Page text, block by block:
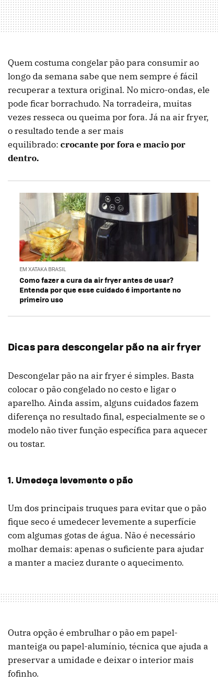
Quem costuma congelar pão para consumir ao
longo da semana sabe que nem sempre é fácil
recuperar a textura original. No micro-ondas, ele
pode ficar borrachudo. Na torradeira, muitas
vezes resseca ou queima por fora. Já na air fryer,
o resultado tende a ser mais
equilibrado: crocante por fora e macio por
dentro.
EM XATAKA BRASIL
Como fazer a cura da air fryer antes de usar?
Entenda por que esse cuidado é importante no
primeiro uso
Dicas para descongelar pão na air fryer
Descongelar pão na air fryer é simples. Basta
colocar o pão congelado no cesto e ligar o
aparelho. Ainda assim, alguns cuidados fazem
diferença no resultado final, especialmente se o
modelo não tiver função específica para aquecer
ou tostar.
1. Umedeça levemente o pão
Um dos principais truques para evitar que o pão
fique seco é umedecer levemente a superfície
com algumas gotas de água. Não é necessário
molhar demais: apenas o suficiente para ajudar
a manter a maciez durante o aquecimento.
Outra opção é embrulhar o pão em papel-
manteiga ou papel-alumínio, técnica que ajuda a
preservar a umidade e deixar o interior mais
fofinho.